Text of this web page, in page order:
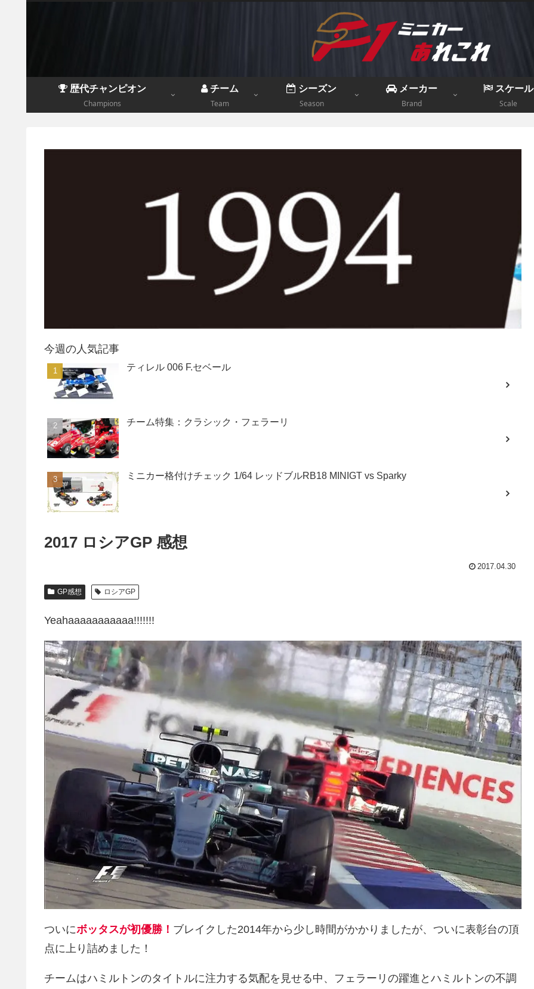
歴代チャンピオン
Champions
チーム
Team
シーズン
Season
メーカー
Brand
スケール
Scale
今週の人気記事
ティレル 006 F.セベール
チーム特集：クラシック・フェラーリ
ミニカー格付けチェック 1/64 レッドブルRB18 MINIGT vs Sparky
2017 ロシアGP 感想
2017.04.30
GP感想 ロシアGP
Yeahaaaaaaaaaaa!!!!!!!
ついにボッタスが初優勝！ ブレイクした2014年から少し時間がかかりましたが、ついに表彰台の頂
点に上り詰めました！
チームはハミルトンのタイトルに注力する気配を見せる中、フェラーリの躍進とハミルトンの不調